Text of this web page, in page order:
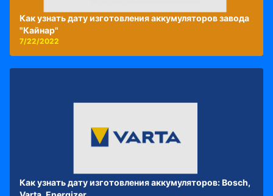
Как узнать дату изготовления аккумуляторов завода
"Кайнар"
7/22/2022
Как узнать дату изготовления аккумуляторов: Bosch,